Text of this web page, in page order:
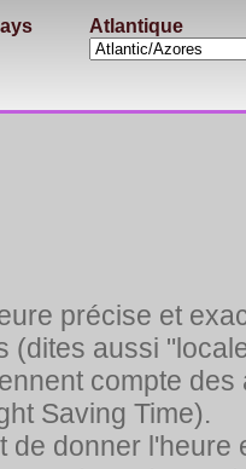
Atlantique
précise et
(dites aussi
compte
Saving Time).
de donner